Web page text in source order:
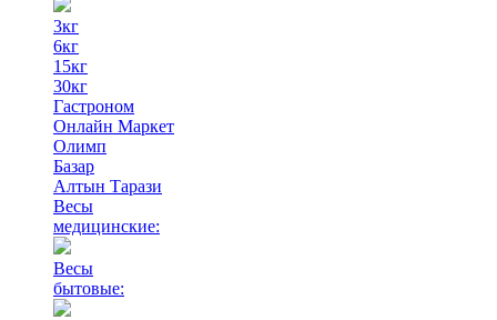
3кг
6кг
15кг
30кг
Гастроном
Онлайн Маркет
Олимп
Базар
Алтын Тарази
Весы
медицинские:
Весы
бытовые: